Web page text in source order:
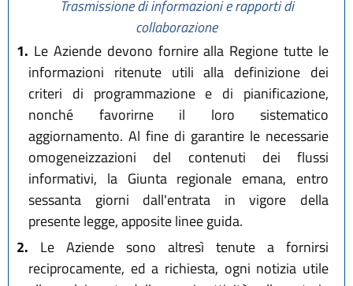
Trasmissione di informazioni e rapporti di
collaborazione
1. Le Aziende devono fornire alla Regione tutte le
informazioni ritenute utili alla definizione dei
criteri di programmazione e di pianificazione,
nonché favorirne il loro sistematico
aggiornamento. Al fine di garantire le necessarie
omogeneizzazioni del contenuti dei flussi
informativi, la Giunta regionale emana, entro
sessanta giorni dall'entrata in vigore della
presente legge, apposite linee guida.
2. Le Aziende sono altresì tenute a fornirsi
reciprocamente, ed a richiesta, ogni notizia utile